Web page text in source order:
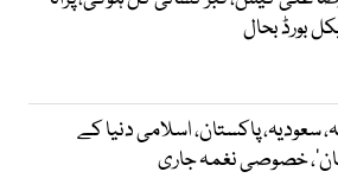
بورڈ بحال
سعودیہ، پاکستان، اسلامی دنیا کے
خصوصی نغمہ جاری